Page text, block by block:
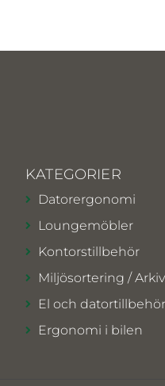
KATEGORIER
Datorergonomi
Loungemöbler
Kontorstillbehör
Miljösortering / Arkiv
El och datortillbehör
Ergonomi i bilen